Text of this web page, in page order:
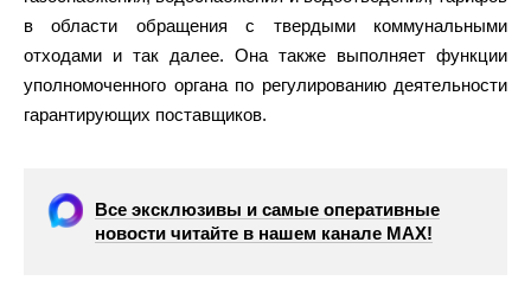
в области обращения с твердыми коммунальными
отходами и так далее. Она также выполняет функции
уполномоченного органа по регулированию деятельности
гарантирующих поставщиков.
Все эксклюзивы и самые оперативные
новости читайте в нашем канале МАХ!